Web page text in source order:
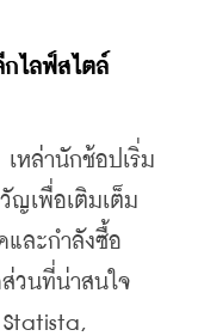
กไลฟ์สไตล์
หล่านักช้อปเริ่ม
ญเพื่อเติมเต็ม
ละกำลังซื้อ
วนที่น่าสนใจ